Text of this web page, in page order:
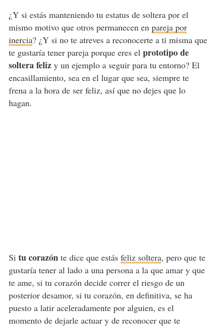
¿Y si estás manteniendo tu estatus de soltera por el
mismo motivo que otros permanecen en pareja por
inercia? ¿Y si no te atreves a reconocerte a ti misma que
te gustaría tener pareja porque eres el prototipo de
soltera felizy un ejemplo a seguir para tu entorno? El
encasillamiento, sea en el lugar que sea, siempre te
frena a la hora de ser feliz, así que no dejes que lo
hagan.
Si tu corazónte dice que estás feliz soltera, pero que te
gustaría tener al lado a una persona a la que amar y que
te ame, si tu corazón decide correr el riesgo de un
posterior desamor, si tu corazón, en definitiva, se ha
puesto a latir aceleradamente por alguien, es el
momento de dejarle actuar y de reconocer que te